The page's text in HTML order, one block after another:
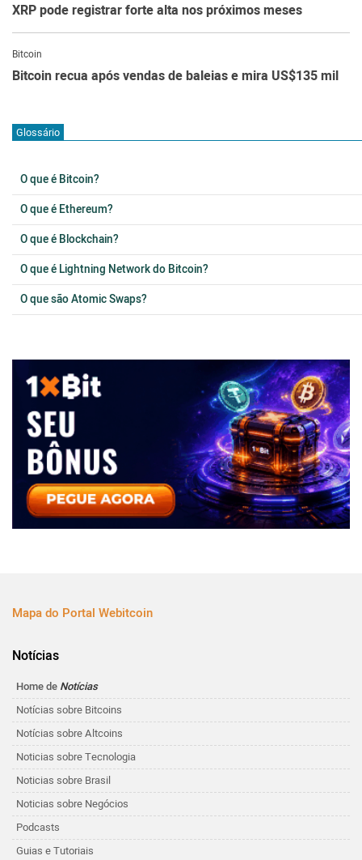
XRP pode registrar forte alta nos próximos meses
Bitcoin
Bitcoin recua após vendas de baleias e mira US$135 mil
Glossário
O que é Bitcoin?
O que é Ethereum?
O que é Blockchain?
O que é Lightning Network do Bitcoin?
O que são Atomic Swaps?
Mapa do Portal Webitcoin
Notícias
Home de Notícias
Notícias sobre Bitcoins
Notícias sobre Altcoins
Noticias sobre Tecnologia
Noticias sobre Brasil
Noticias sobre Negócios
Podcasts
Guias e Tutoriais